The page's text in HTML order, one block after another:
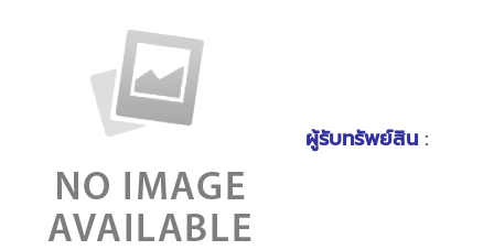
ผู้รับทรัพย์สิน :